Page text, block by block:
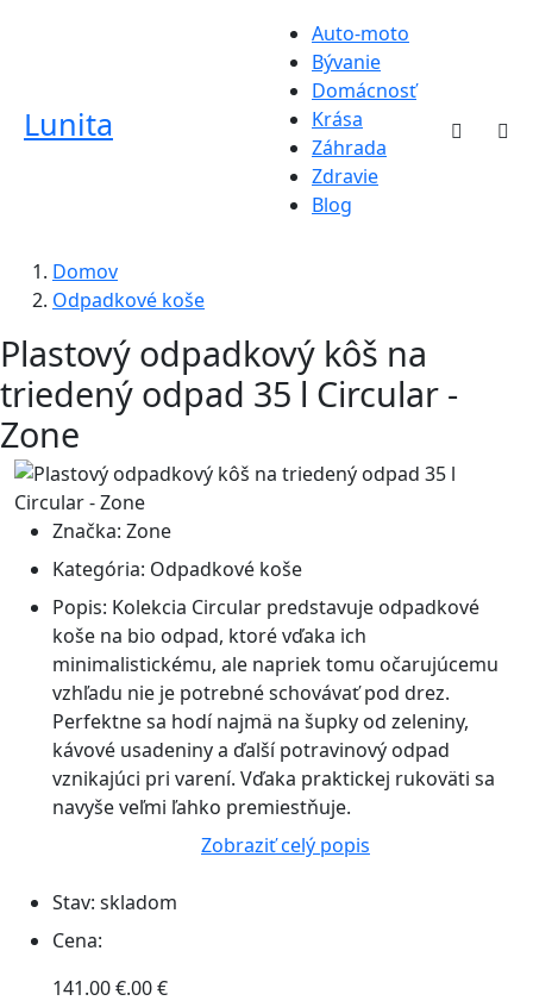
Lunita
Auto-moto
Bývanie
Domácnosť
Krása
Záhrada
Zdravie
Blog
Domov
Odpadkové koše
Plastový odpadkový kôš na
triedený odpad 35 l Circular -
Zone
Značka: Zone
Kategória: Odpadkové koše
Popis: Kolekcia Circular predstavuje odpadkové
koše na bio odpad, ktoré vďaka ich
minimalistickému, ale napriek tomu očarujúcemu
vzhľadu nie je potrebné schovávať pod drez.
Perfektne sa hodí najmä na šupky od zeleniny,
kávové usadeniny a ďalší potravinový odpad
vznikajúci pri varení. Vďaka praktickej rukoväti sa
navyše veľmi ľahko premiestňuje.
Zobraziť celý popis
Stav: skladom
Cena:
141.00 €.00 €